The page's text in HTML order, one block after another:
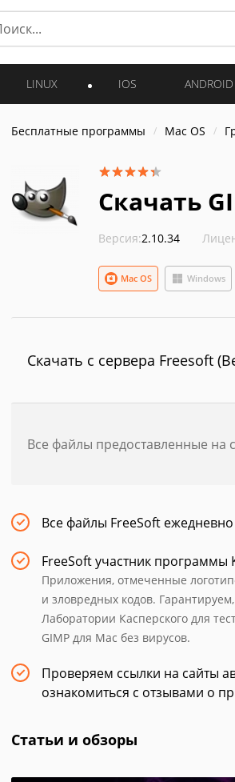
LINUX IOS ANDROID
Бесплатные программы Mac OS
Скачать
Версия:2.10.34
Windows
Mac OS
Скачать с сервера Freesoft
Все файлы предоставленные
Все файлы FreeSoft
FreeSoft участник программы
Приложения, отмеченные
и зловредных кодов.
Лаборатории Касперского для
GIMP для Mac без вирусов.
Проверяем ссылки на сайты
ознакомиться с отзывами о
Статьи и обзоры